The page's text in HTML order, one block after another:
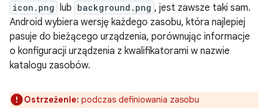
icon.png lub background.png , jest zawsze taki sam.
Android wybiera wersję każdego zasobu, która najlepiej
pasuje do bieżącego urządzenia, porównując informacje
o konfiguracji urządzenia z kwalifikatorami w nazwie
katalogu zasobów.
Ostrzeżenie: podczas definiowania zasobu